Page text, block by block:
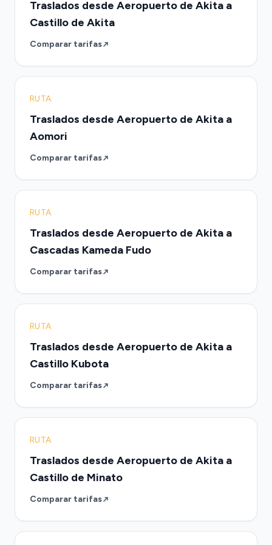
Traslados desde Aeropuerto de Akita a
Castillo de Akita
Comparar tarifas
RUTA
Traslados desde Aeropuerto de Akita a
Aomori
Comparar tarifas
RUTA
Traslados desde Aeropuerto de Akita a
Cascadas Kameda Fudo
Comparar tarifas
RUTA
Traslados desde Aeropuerto de Akita a
Castillo Kubota
Comparar tarifas
RUTA
Traslados desde Aeropuerto de Akita a
Castillo de Minato
Comparar tarifas